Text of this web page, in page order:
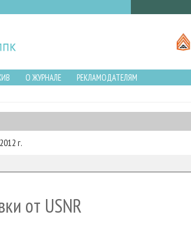
О ЖУРНАЛЕ
РЕКЛАМОДАТЕЛЯМ
г.
от USNR